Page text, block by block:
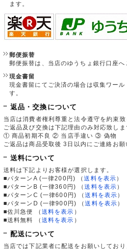
ます。
郵便振替
郵便振替は、当店のゆうちょ銀行口座へ
現金書留
現金書留にてご決済の場合は収集ワー
す。
返品・交換について
当店は消費者権利尊重と法令遵守を約束致
ご返品及び交換は下記理由のみ対応致しま
① 商品初期不良 ② 当店手違い ③ 偽物
ご返品は商品受取後 3日以内にご連絡お願
送料について
送料は下記よりお客様が選択します。
■パターンA (一律200円)
（送料を表示 ）
■パターンB (一律360円)
（送料を表示 ）
■パターンC (一律600円)
（送料を表示 ）
■パターンD (一律900円)
（送料を表示 ）
■佐川急便
（ 送料を表示 ）
■送料無料
（ 送料を表示 ）
配送について
当店では下記業者に配送をお願いしており